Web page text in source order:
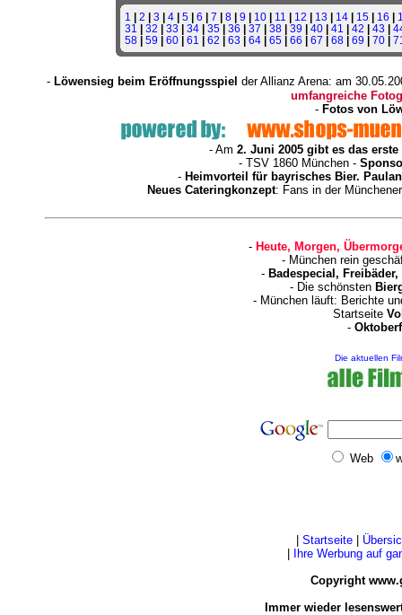
1 | 2 | 3 | 4| 5| 6 | 7 | 8| 9 | 10| 11 | 12 | 13 | 14| 15| 16 |
31 | 32 | 33 | 34| 35| 36 | 37 | 38| 39 | 40| 41 | 42 | 43 |
58| 59 | 60| 61 | 62 | 63 | 64| 65| 66 | 67 | 68| 69 | 70|
- Löwensieg beim Eröffnungsspiel der Allianz Arena: am
umfangreiche
- Fotos von
- Am 2. Juni 2005 gibt es das
- TSV 1860 München -
- Heimvorteil für bayrisches Bier.
Neues Cateringkonzept: Fans in der
- Heute, Morgen,
- München rein
- Badespecial,
- Die schönsten
- München läuft: Berichte
Startseite
-
Die aktuellen
Web
Startseite
Ihre Werbung auf
Copyright
Immer wieder